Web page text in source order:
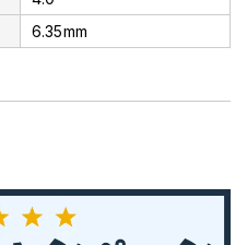
6.35mm